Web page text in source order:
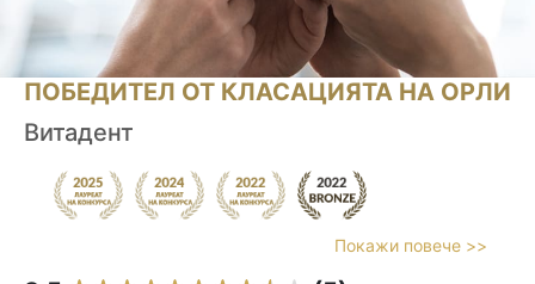
ПОБЕДИТЕЛ ОТ КЛАСАЦИЯТА НА ОРЛИ
Витадент
Покажи повече >>